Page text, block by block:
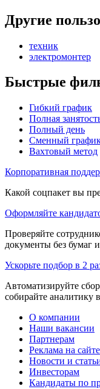
Другие
техник
электромонтер
Быстрые
Гибкий график
Полная
Полный день
Сменный
Вахтовый метод
Корпоративная
Какой соцпакет вы
Оформляйте
Проверяйте
документы без бумаг
Ускорьте подбор в 2
Автоматизируйте
собирайте аналитику
О компании
Наши вакансии
Партнерам
Реклама на сайте
Новости и
Инвесторам
Кандидаты по